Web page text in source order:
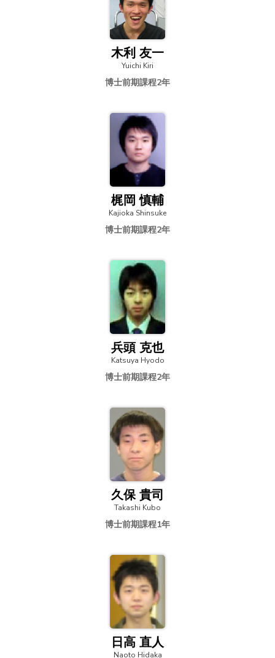
木利 友一
Yuichi Kiri
博士前期課程2年
梶岡 慎輔
Kajioka Shinsuke
博士前期課程2年
兵頭 克也
Katsuya Hyodo
博士前期課程2年
久保 貴司
Takashi Kubo
博士前期課程1年
日高 直人
Naoto Hidaka